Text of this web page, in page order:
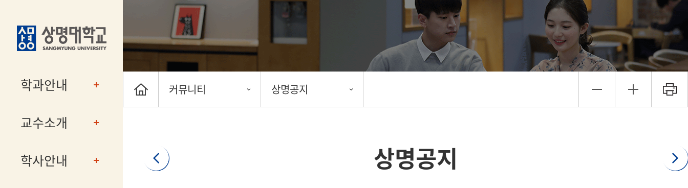
학과안내
교수소개
학사안내
커뮤니티 상명공지
상명공지